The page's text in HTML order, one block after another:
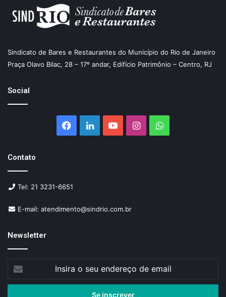
Sindicato de Bares e Restaurantes do Município do Rio de Janeiro
Praça Olavo Bilac, 28 – 17º andar, Edifício Patrimônio – Centro, RJ
Social
Facebook
LinkedinYouTubeInstagramWhatsApp
Contato
Tel: 21 3231-6651
E-mail: atendimento@sindrio.com.br
Newsletter
seu